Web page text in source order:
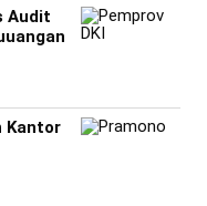
Audit
Kantor